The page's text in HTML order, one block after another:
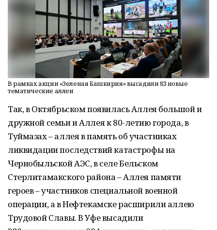
В рамках акции «Зеленая Башкирия» высадили 83 новые
тематические аллеи
Так, в Октябрьском появилась Аллея большой и
дружной семьи и Аллея к 80-летию города, в
Туймазах – аллея в память об участниках
ликвидации последствий катастрофы на
Чернобыльской АЭС, в селе Бельском
Стерлитамакского района – Аллея памяти
героев – участников специальной военной
операции, а в Нефтекамске расширили аллею
Трудовой Славы. В Уфе высадили